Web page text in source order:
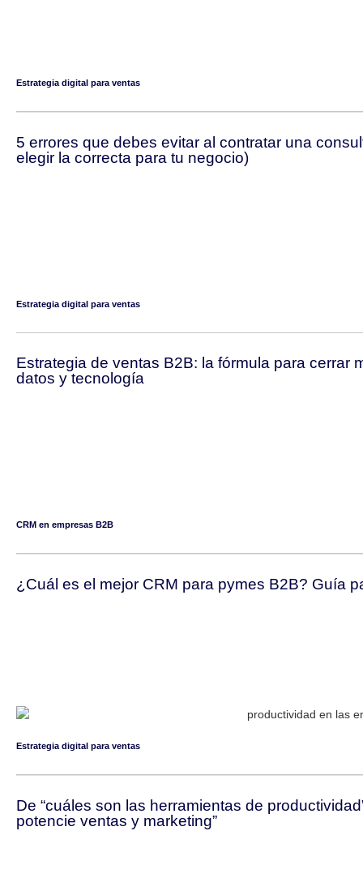
Estrategia digital para ventas
5 errores que debes evitar al contratar una
elegir la correcta para tu negocio)
Estrategia digital para ventas
Estrategia de ventas B2B: la fórmula para cerrar
datos y tecnología
CRM en empresas B2B
¿Cuál es el mejor CRM para pymes B2B? Guía
Estrategia digital para ventas
De “cuáles son las herramientas de
potencie ventas y marketing”